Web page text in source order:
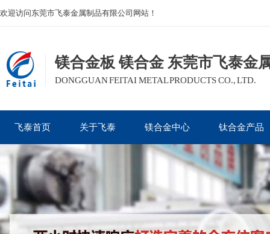
欢迎访问东莞市飞泰金属制品有限公司网站！
镁合金板 镁合金 东莞市飞泰金
DONGGUAN FEITAI METAL PRODUCTS CO., LTD.
飞泰首页 关于飞泰 镁合金中心 钛合金产品